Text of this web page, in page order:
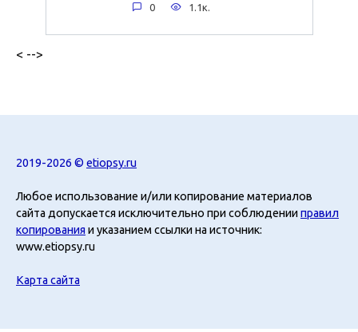
0 1.1к.
< -->
2019-2026 © etiopsy.ru
Любое использование и/или копирование материалов
сайта допускается исключительно при соблюденииправил
копирования и указанием ссылки на источник:
www.etiopsy.ru
Карта сайта